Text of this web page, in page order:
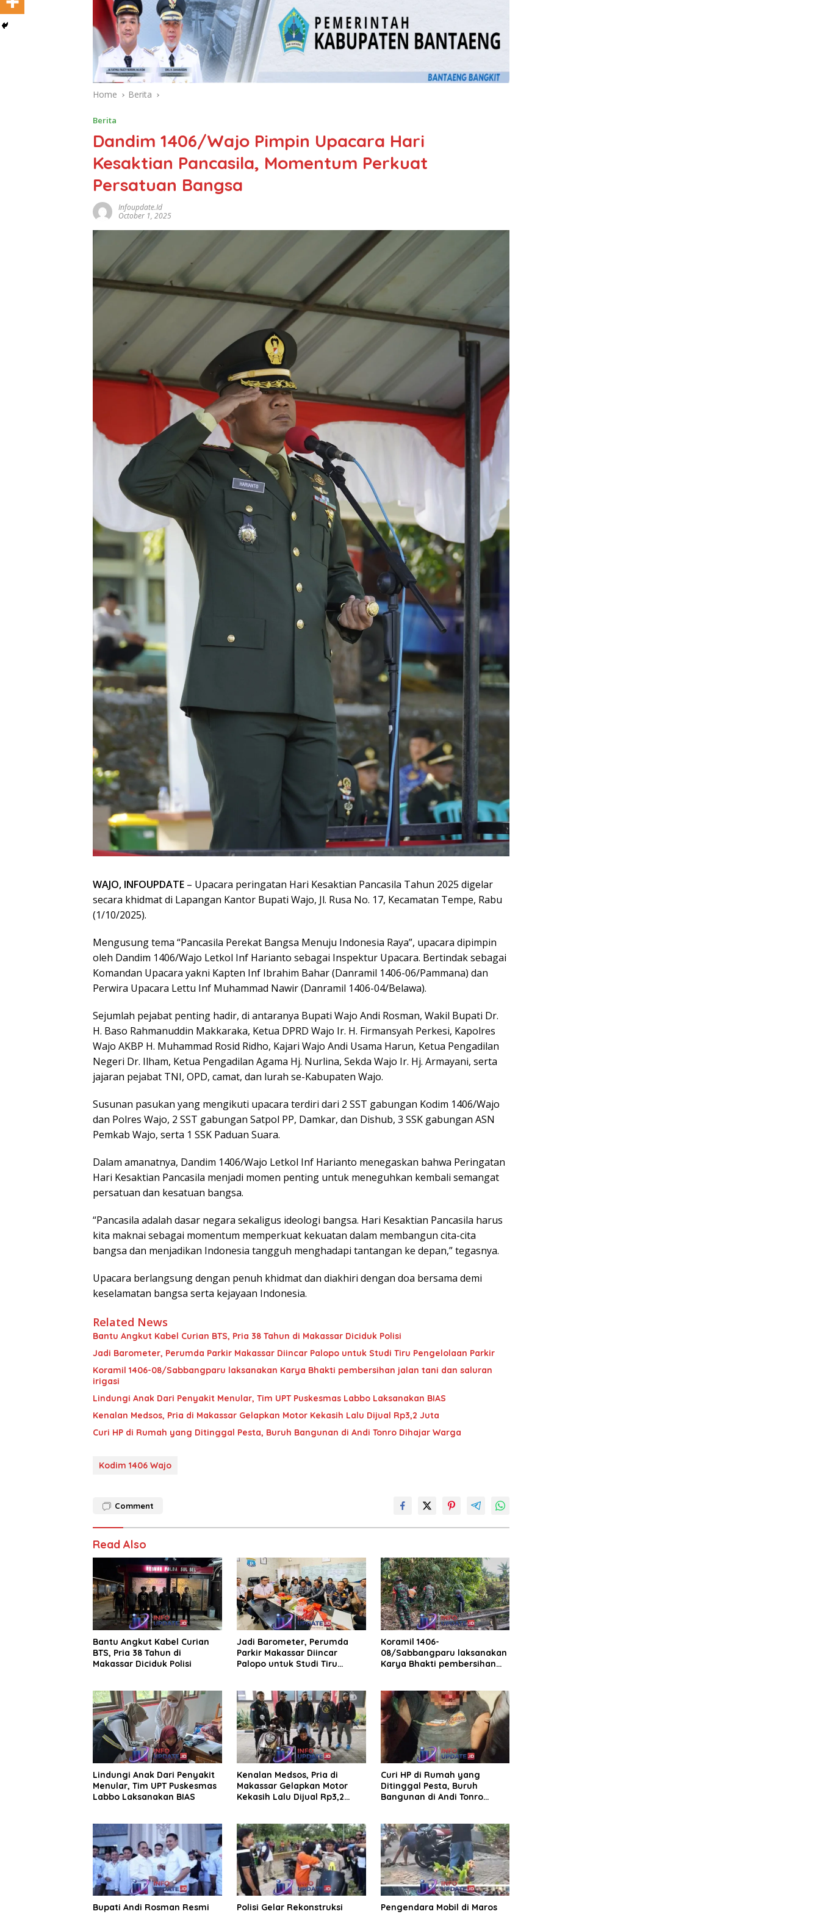
Home Berita
Berita
Dandim 1406/Wajo Pimpin Upacara Hari
Kesaktian Pancasila, Momentum Perkuat
Persatuan Bangsa
Infoupdate.id
October 1, 2025
WAJO, INFOUPDATE – Upacara peringatan Hari Kesaktian Pancasila Tahun 2025 digelar
secara khidmat di Lapangan Kantor Bupati Wajo, Jl. Rusa No. 17, Kecamatan Tempe, Rabu
(1/10/2025).
Mengusung tema “Pancasila Perekat Bangsa Menuju Indonesia Raya”, upacara dipimpin
oleh Dandim 1406/Wajo Letkol Inf Harianto sebagai Inspektur Upacara. Bertindak sebagai
Komandan Upacara yakni Kapten Inf Ibrahim Bahar (Danramil 1406-06/Pammana) dan
Perwira Upacara Lettu Inf Muhammad Nawir (Danramil 1406-04/Belawa).
Sejumlah pejabat penting hadir, di antaranya Bupati Wajo Andi Rosman, Wakil Bupati Dr.
H. Baso Rahmanuddin Makkaraka, Ketua DPRD Wajo Ir. H. Firmansyah Perkesi, Kapolres
Wajo AKBP H. Muhammad Rosid Ridho, Kajari Wajo Andi Usama Harun, Ketua Pengadilan
Negeri Dr. Ilham, Ketua Pengadilan Agama Hj. Nurlina, Sekda Wajo Ir. Hj. Armayani, serta
jajaran pejabat TNI, OPD, camat, dan lurah se-Kabupaten Wajo.
Susunan pasukan yang mengikuti upacara terdiri dari 2 SST gabungan Kodim 1406/Wajo
dan Polres Wajo, 2 SST gabungan Satpol PP, Damkar, dan Dishub, 3 SSK gabungan ASN
Pemkab Wajo, serta 1 SSK Paduan Suara.
Dalam amanatnya, Dandim 1406/Wajo Letkol Inf Harianto menegaskan bahwa Peringatan
Hari Kesaktian Pancasila menjadi momen penting untuk meneguhkan kembali semangat
persatuan dan kesatuan bangsa.
“Pancasila adalah dasar negara sekaligus ideologi bangsa. Hari Kesaktian Pancasila harus
kita maknai sebagai momentum memperkuat kekuatan dalam membangun cita-cita
bangsa dan menjadikan Indonesia tangguh menghadapi tantangan ke depan,” tegasnya.
Upacara berlangsung dengan penuh khidmat dan diakhiri dengan doa bersama demi
keselamatan bangsa serta kejayaan Indonesia.
Related News
Bantu Angkut Kabel Curian BTS, Pria 38 Tahun di Makassar Diciduk Polisi
Jadi Barometer, Perumda Parkir Makassar Diincar Palopo untuk Studi Tiru Pengelolaan Parkir
Koramil 1406-08/Sabbangparu laksanakan Karya Bhakti pembersihan jalan tani dan saluran
irigasi
Lindungi Anak Dari Penyakit Menular, Tim UPT Puskesmas Labbo Laksanakan BIAS
Kenalan Medsos, Pria di Makassar Gelapkan Motor Kekasih Lalu Dijual Rp3,2 Juta
Curi HP di Rumah yang Ditinggal Pesta, Buruh Bangunan di Andi Tonro Dihajar Warga
Kodim 1406 Wajo
Comment
Read Also
Bantu Angkut Kabel Curian
BTS, Pria 38 Tahun di
Makassar Diciduk Polisi
Jadi Barometer, Perumda
Parkir Makassar Diincar
Palopo untuk Studi Tiru
Koramil 1406-
08/Sabbangparu laksanakan
Karya Bhakti pembersihan
Lindungi Anak Dari Penyakit
Menular, Tim UPT Puskesmas
Labbo Laksanakan BIAS
Kenalan Medsos, Pria di
Makassar Gelapkan Motor
Kekasih Lalu Dijual Rp3,2
Curi HP di Rumah yang
Ditinggal Pesta, Buruh
Bangunan di Andi Tonro
Bupati Andi Rosman Resmi
Polisi Gelar Rekonstruksi
Pengendara Mobil di Maros